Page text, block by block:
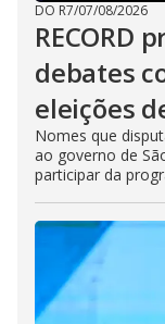
DO R7/07/08/2026
RECORD
debates
eleições
Nomes que
ao governo de
participar da